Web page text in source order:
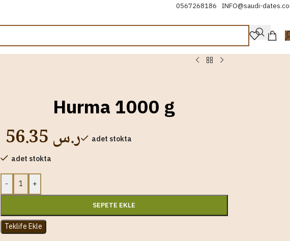
0567268186 INFO@saudi-
Hurma 1000 g
ر.س
adet stokta
adet stokta
- +
SEPETE EKLE
Teklife Ekle